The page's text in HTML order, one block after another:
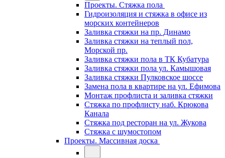
Проекты. Стяжка пола
Гидроизоляция и стяжка в офисе из
морских контейнеров
Заливка стяжки на пр. Динамо
Заливка стяжки на теплый пол,
Морской пр.
Заливка стяжки пола в ТК Кубатура
Заливка стяжки пола ул. Камышовая
Заливка стяжки Пулковское шоссе
Замена пола в квартире на ул. Ефимова
Монтаж профлиста и заливка стяжки
Стяжка по профлисту наб. Крюкова
Канала
Стяжка под ресторан на ул. Жукова
Стяжка с шумостопом
Проекты. Массивная доска